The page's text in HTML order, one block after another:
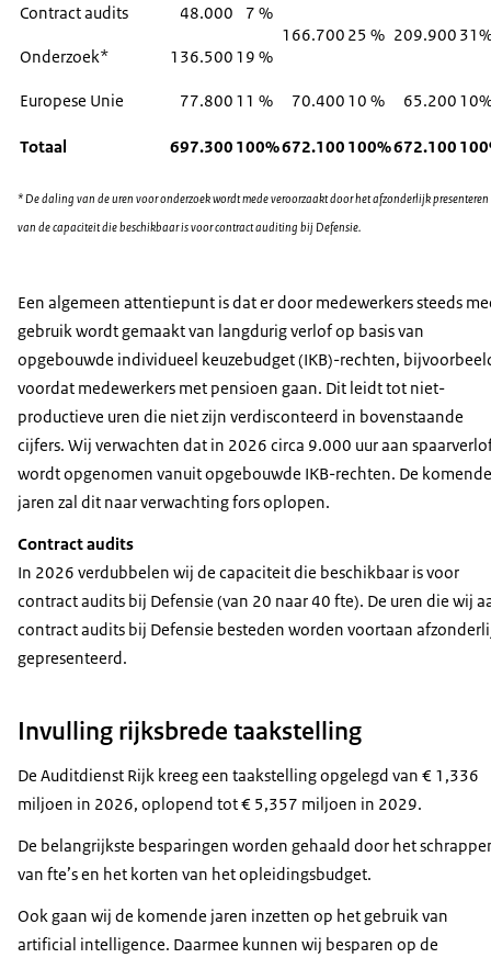
Contract audits 48.000
7 %
166.700 25 % 209.900
Onderzoek*
136.500 19 %
Europese Unie 77.800 11 % 70.400 10 % 65.200
Totaal 697.300 100%672.100 100%672.100
* De daling van de uren voor onderzoek wordt mede veroorzaakt door het afzonderlijk presenteren
van de capaciteit die beschikbaar is voor contract auditing bij Defensie.
Een algemeen attentiepunt is dat er door medewerkers steeds
gebruik wordt gemaakt van langdurig verlof op basis van
opgebouwde individueel keuzebudget (IKB)-rechten,
voordat medewerkers met pensioen gaan. Dit leidt tot niet-
productieve uren die niet zijn verdisconteerd in bovenstaande
cijfers. Wij verwachten dat in 2026 circa 9.000 uur aan
wordt opgenomen vanuit opgebouwde IKB-rechten. De komende
jaren zal dit naar verwachting fors oplopen.
Contract audits
In 2026 verdubbelen wij de capaciteit die beschikbaar is voor
contract audits bij Defensie (van 20 naar 40 fte). De uren die wij
contract audits bij Defensie besteden worden voortaan
gepresenteerd.
Invulling rijksbrede taakstelling
De Auditdienst Rijk kreeg een taakstelling opgelegd van € 1,336
miljoen in 2026, oplopend tot € 5,357 miljoen in 2029.
De belangrijkste besparingen worden gehaald door het
van fte’s en het korten van het opleidingsbudget.
Ook gaan wij de komende jaren inzetten op het gebruik van
artificial intelligence. Daarmee kunnen wij besparen op de